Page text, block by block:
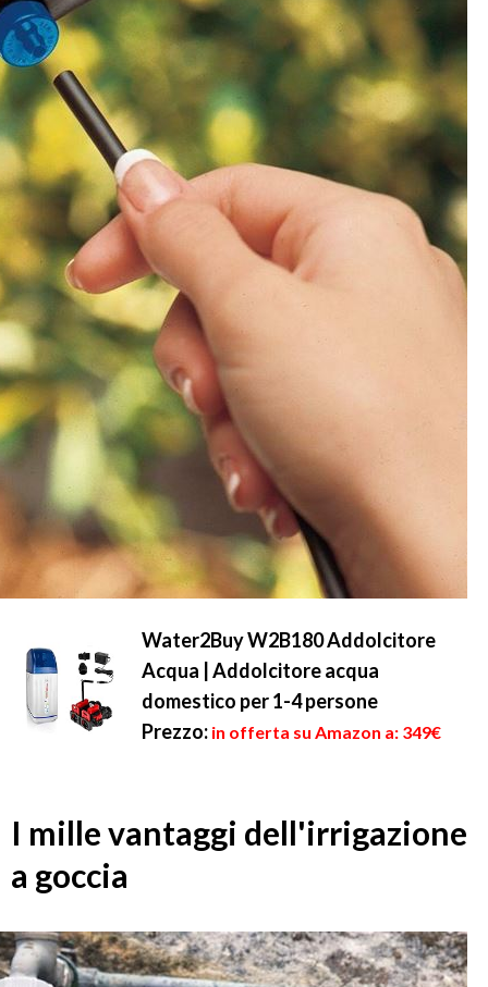
Water2Buy W2B180 Addolcitore
Acqua | Addolcitore acqua
domestico per 1-4 persone
Prezzo: in offerta su Amazon a: 349€
I mille vantaggi dell'irrigazione
a goccia